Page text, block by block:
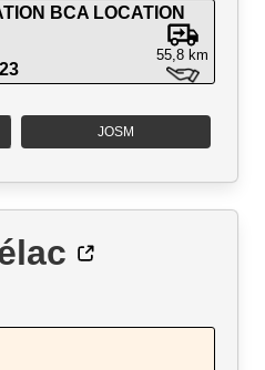
BCA LOCATION
55,8 km
JOSM